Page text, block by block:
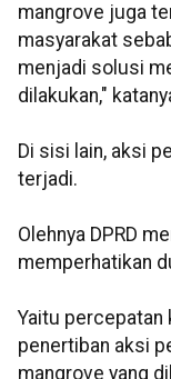
mangrove juga
masyarakat
menjadi solusi
dilakukan,"
Di sisi lain, aksi
terjadi.
Olehnya DPRD
memperhatikan
Yaitu percepatan
penertiban aksi
mangrove yang